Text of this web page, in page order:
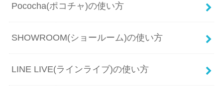
Pococha(ポコチャ)の使い方
SHOWROOM(ショールーム)の使い方
LINE LIVE(ラインライブ)の使い方